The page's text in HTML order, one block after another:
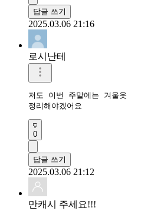
답글 쓰기
2025.03.06 21:16
로시난테
저도 이번 주말에는 겨울옷
정리해야겠어요
0
답글 쓰기
2025.03.06 21:12
만캐시 주세요!!!